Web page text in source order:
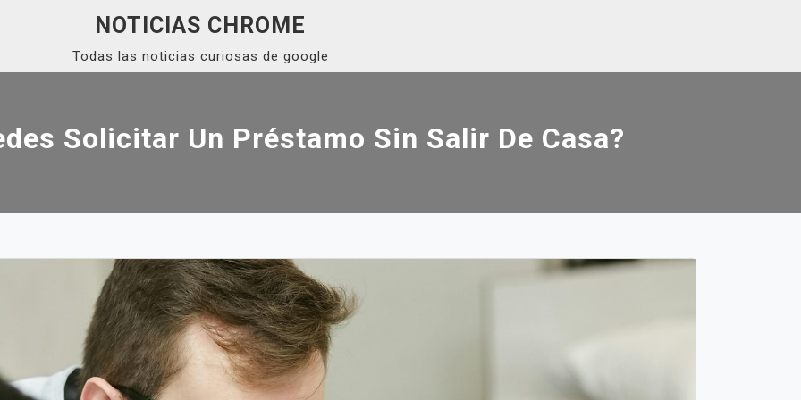
NOTICIAS CHROME
Todas las noticias curiosas de google
Solicitar Un Préstamo Sin Salir De Casa?